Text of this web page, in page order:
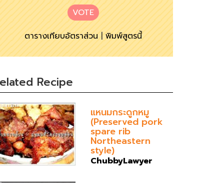
VOTE
ตารางเทียบอัตราส่วน|พิมพ์สูตรนี้
Recipe
แหนมกระดูกหมู
(Preserved pork
spare rib
Northeastern
style)
ChubbyLawyer